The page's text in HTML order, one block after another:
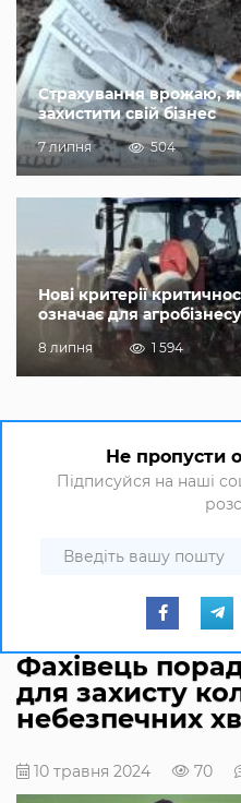
Страхування врожаю,
захистити свій бізнес
7 липня 504
Нові критерії
означає для агробізнесу
8 липня 1 594
Не пропусти
Підписуйся на наші
Фахівець
для захисту
небезпечних
10 травня 2024 70